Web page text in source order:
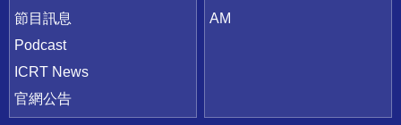
節目訊息
Podcast
ICRT News
官網公告
AM